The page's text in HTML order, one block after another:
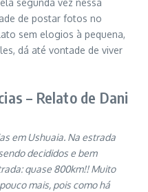
segunda vez nessa
de postar fotos no
sem elogios à pequena,
dá até vontade de viver
– Relato de Dani
em Ushuaia. Na estrada
decididos e bem
quase 800km!! Muito
mais, pois como há